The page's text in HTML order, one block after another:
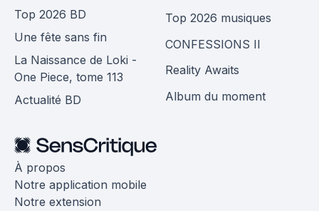
Top 2026 BD
Une fête sans fin
La Naissance de Loki -
One Piece, tome 113
Actualité BD
Top 2026 musiques
CONFESSIONS II
Reality Awaits
Album du moment
À propos
Notre application mobile
Notre extension